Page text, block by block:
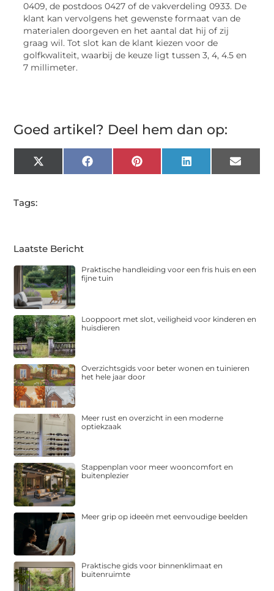
0409, de postdoos 0427 of de vakverdeling 0933. De
klant kan vervolgens het gewenste formaat van de
materialen doorgeven en het aantal dat hij of zij
graag wil. Tot slot kan de klant kiezen voor de
golfkwaliteit, waarbij de keuze ligt tussen 3, 4, 4.5 en
7 millimeter.
Goed artikel? Deel hem dan op:
X
(Twitter)
FacebookPinterest LinkedIn Email
Tags:
Laatste Bericht
Praktische handleiding voor een fris huis en een
fijne tuin
Looppoort met slot, veiligheid voor kinderen en
huisdieren
Overzichtsgids voor beter wonen en tuinieren
het hele jaar door
Meer rust en overzicht in een moderne
optiekzaak
Stappenplan voor meer wooncomfort en
buitenplezier
Meer grip op ideeën met eenvoudige beelden
Praktische gids voor binnenklimaat en
buitenruimte